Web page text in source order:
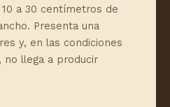
a 30 centímetros de
Presenta una
y, en las condiciones
no llega a producir